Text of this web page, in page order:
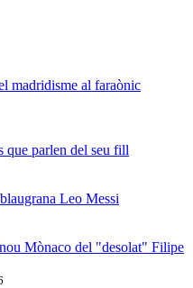
madridisme al faraònic
que parlen del seu fill
Leo Messi
Mònaco del "desolat" Filipe